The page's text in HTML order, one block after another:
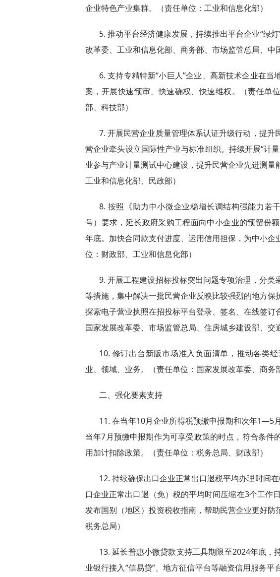
企业特色产业集群。（责任单位：工业和信息化部）
5. 推动平台经济健康发展，持续推出平台企业“绿
改革委、工业和信息化部、商务部、市场监管总局、中
6. 支持专精特新“小巨人”企业、高新技术企业在
案，开展快速预审、快速确权、快速维权。（责任单
部、科技部）
7. 开展民营企业质量管理体系认证升级行动，提升
营企业牵头设立国际性产业与标准组织。持续开展“计
业参与产业计量测试中心建设，提升民营企业先进测量
工业和信息化部、民政部）
8. 按照《助力中小微企业稳增长调结构强能力若
号）要求，延长政府采购工程面向中小企业的预留份
年底。加快合同款支付进度、运用信用担保，为中小
位：财政部、工业和信息化部）
9. 开展工程建设招标投标突出问题专项治理，分类
等措施，集中解决一批民营企业反映比较强烈的地方
探索电子营业执照在招投标平台登录、签名、在线签订
国家发展改革委、市场监管总局、住房城乡建设部、交
10. 修订出台新版市场准入负面清单，推动各类
业、领域、业务。（责任单位：国家发展改革委、商务
二、强化要素支持
11. 在当年10月企业所得税预缴申报期和次年1—5
当年7月预缴申报期作为可享受政策的时点，符合条件
用加计扣除政策。（责任单位：税务总局、财政部）
12. 持续确保出口企业正常出口退税平均办理时间
口企业正常出口退（免）税的平均时间压缩在3个工作
发布国别（地区）投资税收指南，帮助民营企业更好防
税务总局）
13. 延长普惠小微贷款支持工具期限至2024年底，
业银行接入“信易贷”、地方征信平台等融资信用服务